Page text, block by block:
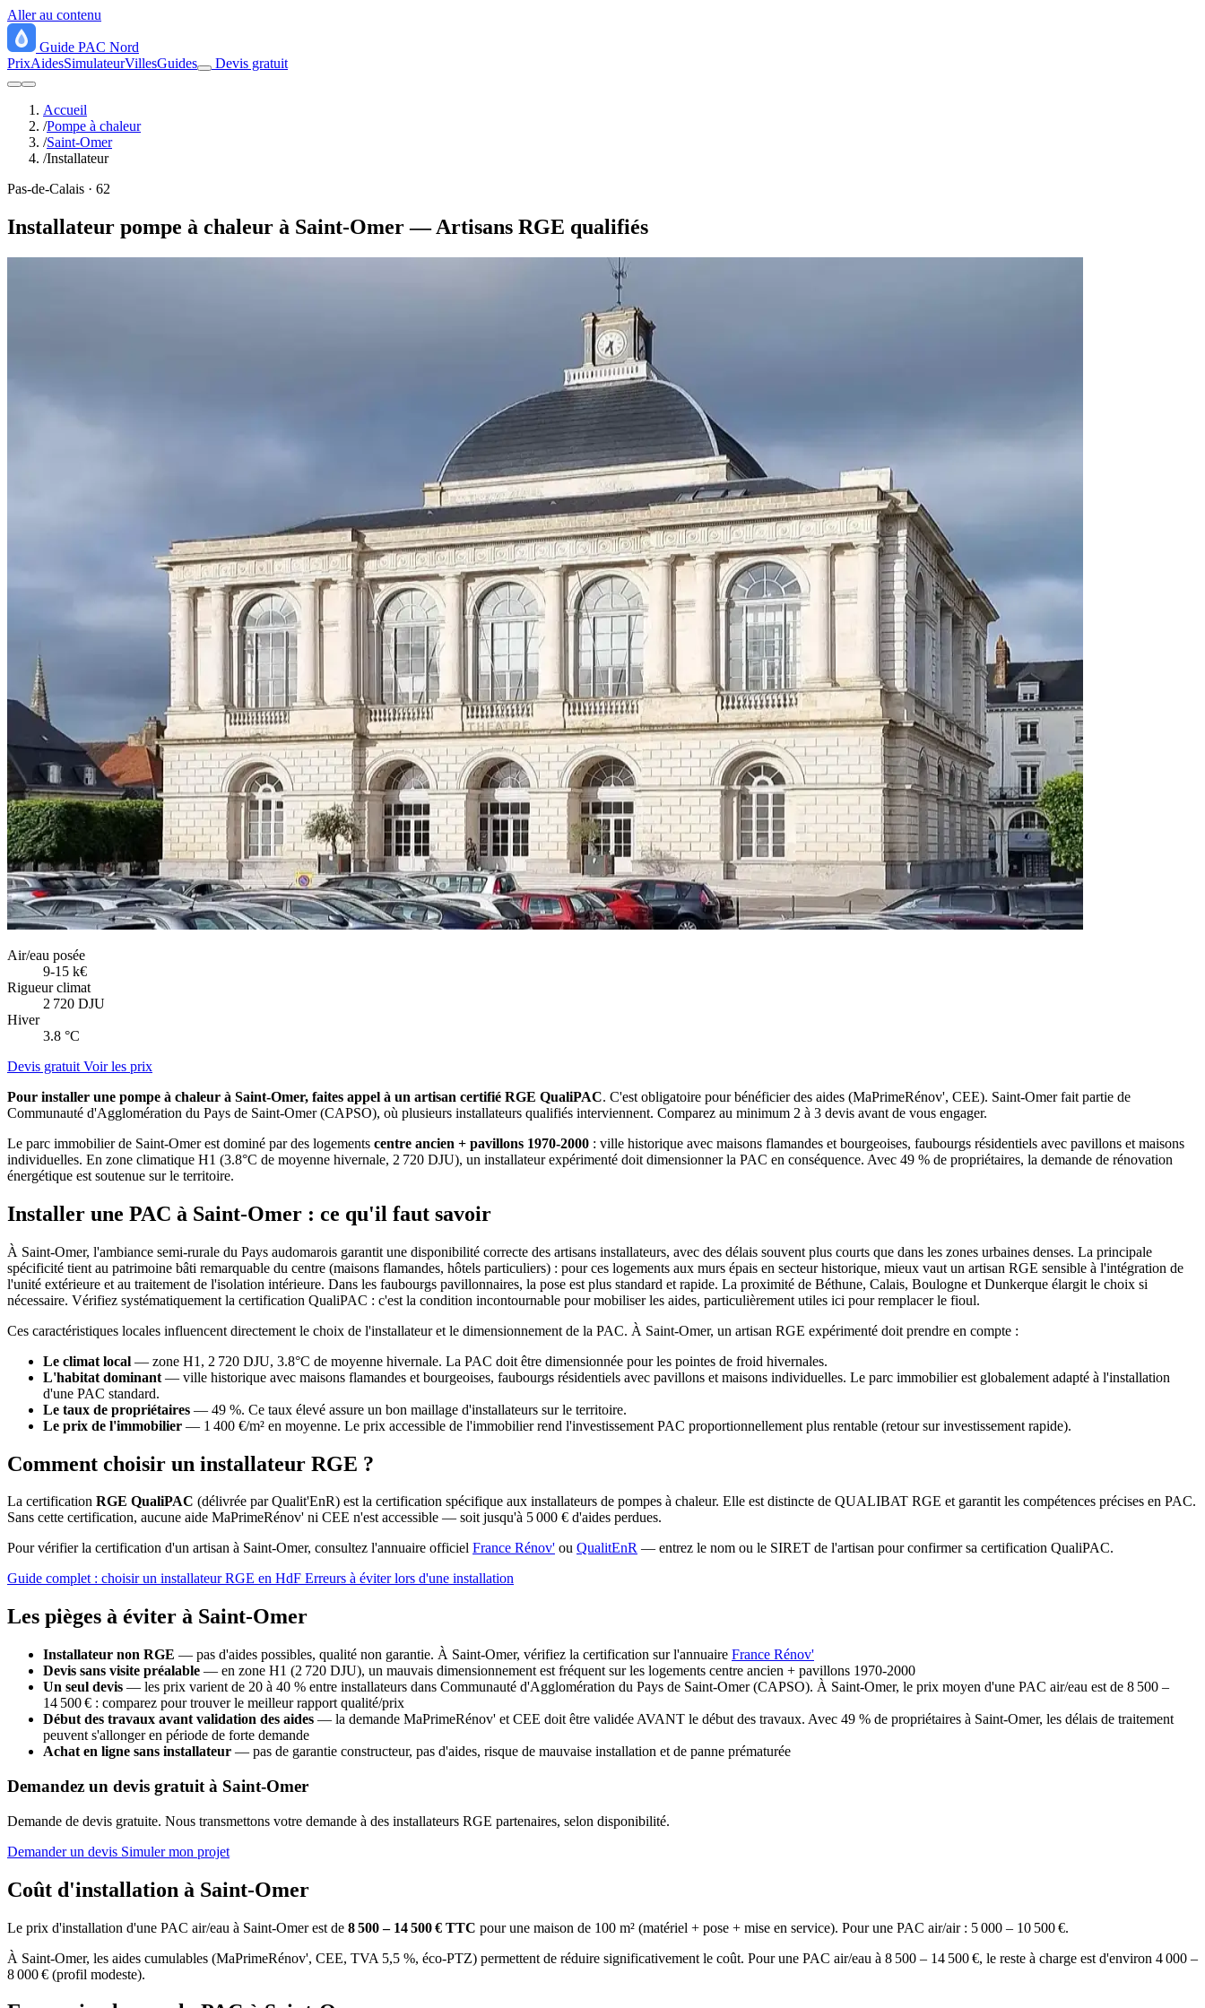
Aller au contenu
Guide PAC Nord
PrixAidesSimulateurVillesGuides Devis gratuit
Accueil
/Pompe à chaleur
/Saint-Omer
/Installateur
Pas-de-Calais · 62
Installateur pompe à chaleur à Saint-Omer — Artisans RGE qualifiés
Air/eau posée
9-15 k€
Rigueur climat
2 720 DJU
Hiver
3.8 °C
Devis gratuit Voir les prix
Pour installer une pompe à chaleur à Saint-Omer, faites appel à un artisan certifié RGE QualiPAC. C'est obligatoire pour bénéficier des aides (MaPrimeRénov', CEE). Saint-Omer fait partie de
Communauté d'Agglomération du Pays de Saint-Omer (CAPSO), où plusieurs installateurs qualifiés interviennent. Comparez au minimum 2 à 3 devis avant de vous engager.
Le parc immobilier de Saint-Omer est dominé par des logements centre ancien + pavillons 1970-2000 : ville historique avec maisons flamandes et bourgeoises, faubourgs résidentiels avec pavillons et maisons
individuelles. En zone climatique H1 (3.8°C de moyenne hivernale, 2 720 DJU), un installateur expérimenté doit dimensionner la PAC en conséquence. Avec 49 % de propriétaires, la demande de rénovation
énergétique est soutenue sur le territoire.
Installer une PAC à Saint-Omer : ce qu'il faut savoir
À Saint-Omer, l'ambiance semi-rurale du Pays audomarois garantit une disponibilité correcte des artisans installateurs, avec des délais souvent plus courts que dans les zones urbaines denses. La principale
spécificité tient au patrimoine bâti remarquable du centre (maisons flamandes, hôtels particuliers) : pour ces logements aux murs épais en secteur historique, mieux vaut un artisan RGE sensible à l'intégration de
l'unité extérieure et au traitement de l'isolation intérieure. Dans les faubourgs pavillonnaires, la pose est plus standard et rapide. La proximité de Béthune, Calais, Boulogne et Dunkerque élargit le choix si
nécessaire. Vérifiez systématiquement la certification QualiPAC : c'est la condition incontournable pour mobiliser les aides, particulièrement utiles ici pour remplacer le fioul.
Ces caractéristiques locales influencent directement le choix de l'installateur et le dimensionnement de la PAC. À Saint-Omer, un artisan RGE expérimenté doit prendre en compte :
Le climat local — zone H1, 2 720 DJU, 3.8°C de moyenne hivernale. La PAC doit être dimensionnée pour les pointes de froid hivernales.
L'habitat dominant — ville historique avec maisons flamandes et bourgeoises, faubourgs résidentiels avec pavillons et maisons individuelles. Le parc immobilier est globalement adapté à l'installation
d'une PAC standard.
Le taux de propriétaires — 49 %. Ce taux élevé assure un bon maillage d'installateurs sur le territoire.
Le prix de l'immobilier — 1 400 €/m² en moyenne. Le prix accessible de l'immobilier rend l'investissement PAC proportionnellement plus rentable (retour sur investissement rapide).
Comment choisir un installateur RGE ?
La certification RGE QualiPAC (délivrée par Qualit'EnR) est la certification spécifique aux installateurs de pompes à chaleur. Elle est distincte de QUALIBAT RGE et garantit les compétences précises en PAC.
Sans cette certification, aucune aide MaPrimeRénov' ni CEE n'est accessible — soit jusqu'à 5 000 € d'aides perdues.
Pour vérifier la certification d'un artisan à Saint-Omer, consultez l'annuaire officiel France Rénov' ou QualitEnR — entrez le nom ou le SIRET de l'artisan pour confirmer sa certification QualiPAC.
Guide complet : choisir un installateur RGE en HdF Erreurs à éviter lors d'une installation
Les pièges à éviter à Saint-Omer
Installateur non RGE — pas d'aides possibles, qualité non garantie. À Saint-Omer, vérifiez la certification sur l'annuaire France Rénov'
Devis sans visite préalable — en zone H1 (2 720 DJU), un mauvais dimensionnement est fréquent sur les logements centre ancien + pavillons 1970-2000
Un seul devis — les prix varient de 20 à 40 % entre installateurs dans Communauté d'Agglomération du Pays de Saint-Omer (CAPSO). À Saint-Omer, le prix moyen d'une PAC air/eau est de 8 500 –
14 500 € : comparez pour trouver le meilleur rapport qualité/prix
Début des travaux avant validation des aides — la demande MaPrimeRénov' et CEE doit être validée AVANT le début des travaux. Avec 49 % de propriétaires à Saint-Omer, les délais de traitement
peuvent s'allonger en période de forte demande
Achat en ligne sans installateur — pas de garantie constructeur, pas d'aides, risque de mauvaise installation et de panne prématurée
Demandez un devis gratuit à Saint-Omer
Demande de devis gratuite. Nous transmettons votre demande à des installateurs RGE partenaires, selon disponibilité.
Demander un devis Simuler mon projet
Coût d'installation à Saint-Omer
Le prix d'installation d'une PAC air/eau à Saint-Omer est de 8 500 – 14 500 € TTC pour une maison de 100 m² (matériel + pose + mise en service). Pour une PAC air/air : 5 000 – 10 500 €.
À Saint-Omer, les aides cumulables (MaPrimeRénov', CEE, TVA 5,5 %, éco-PTZ) permettent de réduire significativement le coût. Pour une PAC air/eau à 8 500 – 14 500 €, le reste à charge est d'environ 4 000 –
8 000 € (profil modeste).